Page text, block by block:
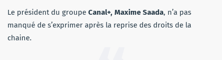
Le président du groupe Canal+, Maxime Saada, n’a pas
manqué de s’exprimer après la reprise des droits de la
chaine.